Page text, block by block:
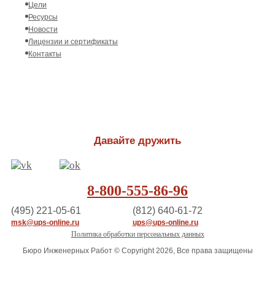
Цели
Ресурсы
Новости
Лицензии и сертификаты
Контакты
Давайте дружить
8-800-555-86-96
(495) 221-05-61
msk@ups-online.ru
(812) 640-61-72
ups@ups-online.ru
Политика обработки персональных данных
Бюро Инженерных Работ © Copyright 2026, Все права защищены